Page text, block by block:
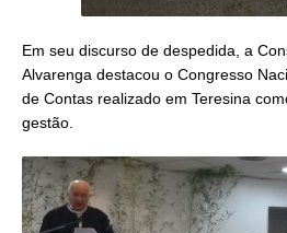
Em seu discurso de despedida, a
Alvarenga destacou o Congresso
de Contas realizado em Teresina
gestão.